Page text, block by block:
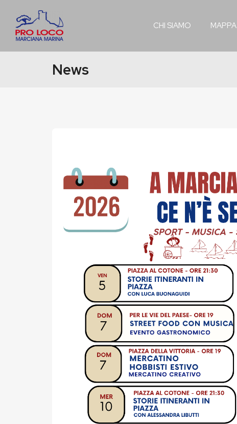
CHI SIAMO MAPPA
News